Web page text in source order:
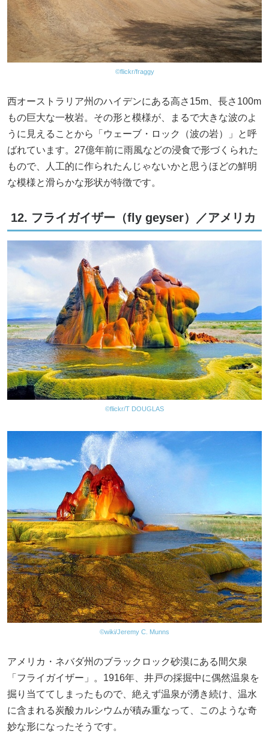
©flickr/fraggy
西オーストラリア州のハイデンにある高さ15m、長さ100m
もの巨大な一枚岩。その形と模様が、まるで大きな波のよ
うに見えることから「ウェーブ・ロック（波の岩）」と呼
ばれています。27億年前に雨風などの浸食で形づくられた
もので、人工的に作られたんじゃないかと思うほどの鮮明
な模様と滑らかな形状が特徴です。
12. フライガイザー（fly geyser）／アメリカ
©flickr/T DOUGLAS
©wiki/Jeremy C. Munns
アメリカ・ネバダ州のブラックロック砂漠にある間欠泉
「フライガイザー」。1916年、井戸の採掘中に偶然温泉を
掘り当ててしまったもので、絶えず温泉が湧き続け、温水
に含まれる炭酸カルシウムが積み重なって、このような奇
妙な形になったそうです。